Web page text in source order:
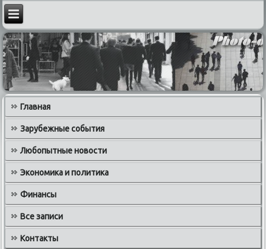
Главная
Зарубежные события
Любопытные новости
Экономика и политика
Финансы
Все записи
Контакты